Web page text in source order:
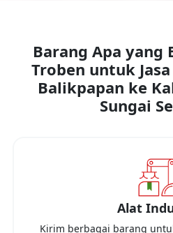
Barang Apa yang
Troben untuk
Balikpapan ke
Sungai
Alat
Kirim berbagai barang